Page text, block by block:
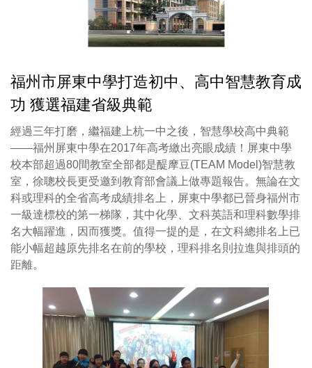
福州市屏東中學打造初中、高中智慧教育成
功 獲選福建省級典範
經過三年打磨，繼福建上杭一中之後，智慧學校高中典範
——福州屏東中學在2017年高考繳出亮眼成績！屏東中學
校本部超過80間教室全部都是醍摩豆(TEAM Model)智慧教
室，徐聰校長更受邀到教育部會議上做專題報告。無論在文
科或理科的全省高考成績排名上，屏東中學都已晉身福州市
一級達標校的第一梯隊，其中化學、文科英語和理科數學排
名大幅躍進，因而獲獎。值得一提的是，在文科總排名上已
能小幅超越原先排名在前的學校，理科排名則拉進與排頭的
距離。